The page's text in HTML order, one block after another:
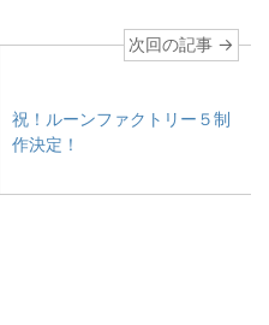
次回の記事 →
祝！ルーンファクトリー５制
作決定！